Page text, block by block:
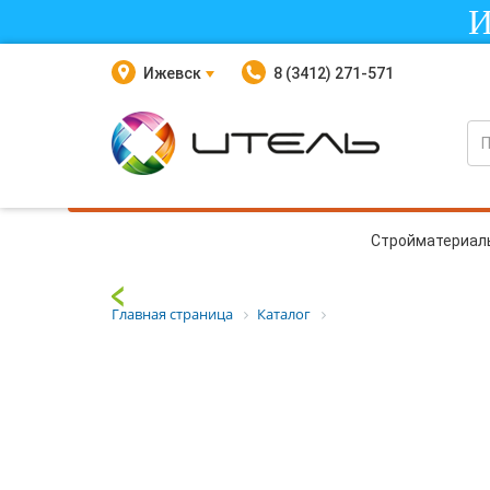
Ижевск 8 (3412) 271-571
Главная страница Каталог